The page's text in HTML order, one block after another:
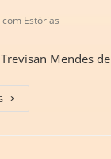
Estórias
Mendes